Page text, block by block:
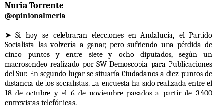
Nuria Torrente
@opinionalmeria
➤ Si hoy se celebraran elecciones en Andalucía, el Partido
Socialista las volvería a ganar, pero sufriendo una pérdida de
cinco puntos y entre siete y ocho diputados, según un
macrosondeo realizado por SW Demoscopia para Publicaciones
del Sur. En segundo lugar se situaría Ciudadanos a diez puntos de
distancia de los socialistas. La encuesta ha sido realizada entre el
18 de octubre y el 6 de noviembre pasados a partir de 3.400
entrevistas telefónicas.